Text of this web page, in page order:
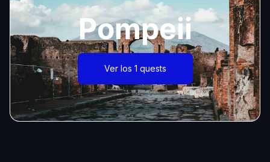
Pompeii
Ver los 1 quests